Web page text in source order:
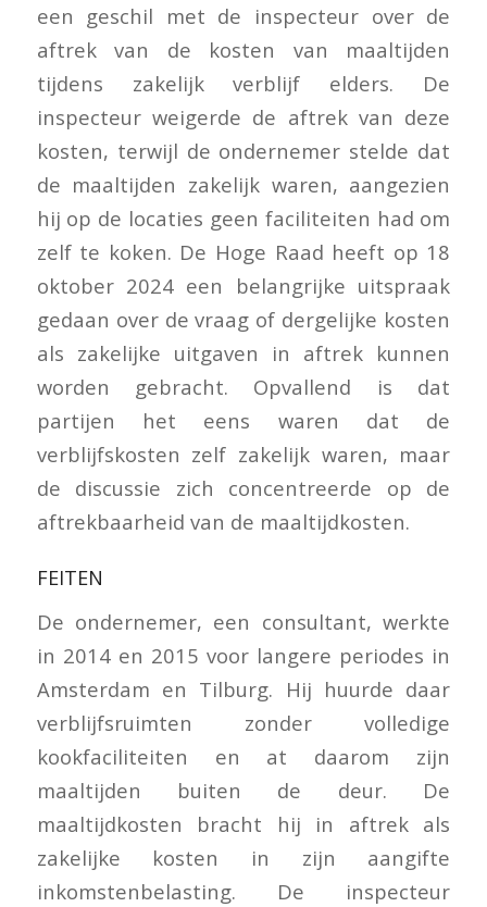
een geschil met de inspecteur over de
aftrek van de kosten van maaltijden
tijdens zakelijk verblijf elders. De
inspecteur weigerde de aftrek van deze
kosten, terwijl de ondernemer stelde dat
de maaltijden zakelijk waren, aangezien
hij op de locaties geen faciliteiten had om
zelf te koken. De Hoge Raad heeft op 18
oktober 2024 een belangrijke uitspraak
gedaan over de vraag of dergelijke kosten
als zakelijke uitgaven in aftrek kunnen
worden gebracht. Opvallend is dat
partijen het eens waren dat de
verblijfskosten zelf zakelijk waren, maar
de discussie zich concentreerde op de
aftrekbaarheid van de maaltijdkosten.
FEITEN
De ondernemer, een consultant, werkte
in 2014 en 2015 voor langere periodes in
Amsterdam en Tilburg. Hij huurde daar
verblijfsruimten zonder volledige
kookfaciliteiten en at daarom zijn
maaltijden buiten de deur. De
maaltijdkosten bracht hij in aftrek als
zakelijke kosten in zijn aangifte
inkomstenbelasting. De inspecteur